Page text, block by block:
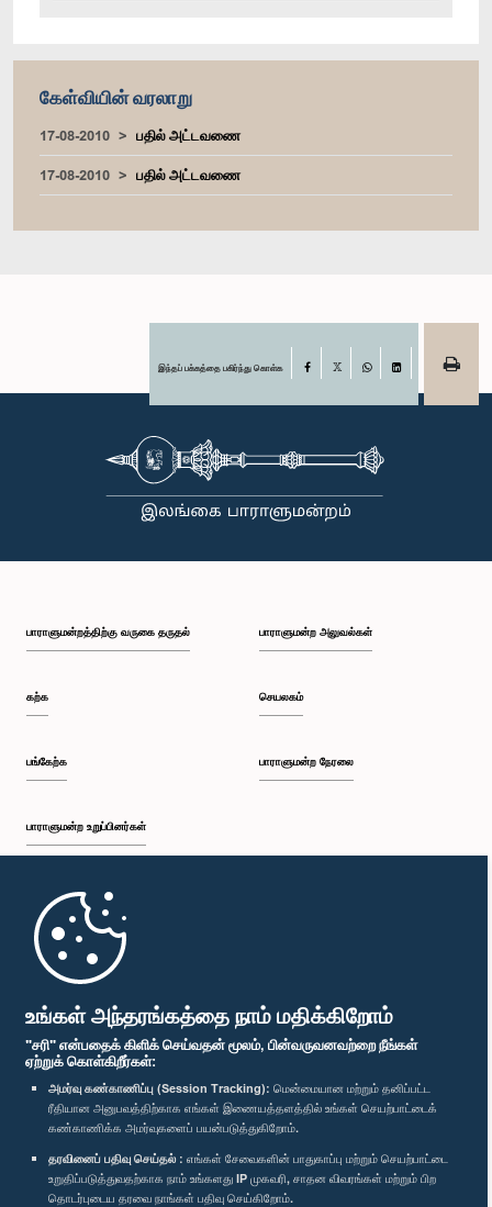
உங்கள் அந்தரங்கத்தை நாம் மதிக்கிறோம்
"சரி" என்பதைக் கிளிக் செய்வதன் மூலம், பின்வருவனவற்றை நீங்கள்
ஏற்றுக் கொள்கிறீர்கள்:
அமர்வு கண்காணிப்பு (Session Tracking): மென்மையான மற்றும் தனிப்பட்ட
ரீதியான அனுபவத்திற்காக எங்கள் இணையத்தளத்தில் உங்கள் செயற்பாட்டைக்
கண்காணிக்க அமர்வுகளைப் பயன்படுத்துகிறோம்.
தரவினைப் பதிவு செய்தல் : எங்கள் சேவைகளின் பாதுகாப்பு மற்றும் செயற்பாட்டை
உறுதிப்படுத்துவதற்காக நாம் உங்களது IP முகவரி, சாதன விவரங்கள் மற்றும் பிற
தொடர்புடைய தரவை நாங்கள் பதிவு செய்கிறோம்.
கேள்வியின் வரலாறு
17-08-2010
பதில் அட்டவணை
17-08-2010
பதில் அட்டவணை
இந்தப் பக்கத்தை பகிர்ந்து கொள்க Facebook
பாராளுமன்றத்திற்கு வருகை தருதல்
கற்க
பங்கேற்க
பாராளுமன்ற உறுப்பினர்கள்
முதற்பக்கம்
பாராளுமன்ற அலுவல்கள்
செயலகம்
பாராளுமன்ற நேரலை
பாராளுமன்ற கையடக்க செயலி
எம்மை பின்தொடர்க :
விருதுகள்